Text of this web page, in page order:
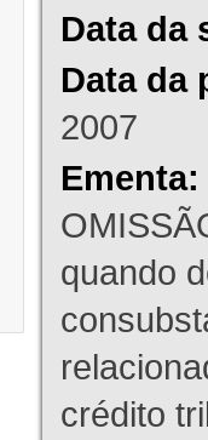
Data da
Data da
2007
Ementa:
quando
crédito